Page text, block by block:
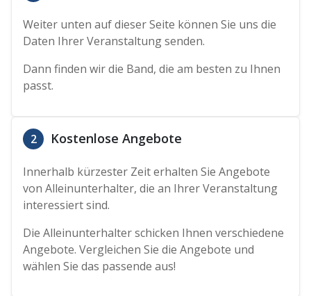
Weiter unten auf dieser Seite können Sie uns die
Daten Ihrer Veranstaltung senden.
Dann finden wir die Band, die am besten zu Ihnen
passt.
2 Kostenlose Angebote
Innerhalb kürzester Zeit erhalten Sie Angebote
von Alleinunterhalter, die an Ihrer Veranstaltung
interessiert sind.
Die Alleinunterhalter schicken Ihnen verschiedene
Angebote. Vergleichen Sie die Angebote und
wählen Sie das passende aus!